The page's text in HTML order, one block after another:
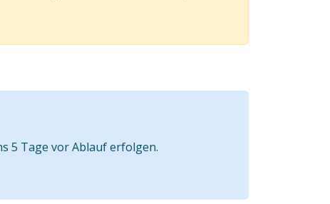
5 Tage vor Ablauf erfolgen.